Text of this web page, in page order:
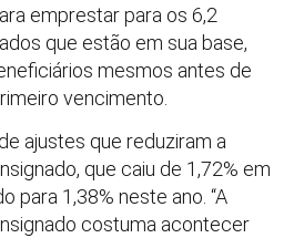
emprestar para os 6,2
que estão em sua base,
mesmos antes de
vencimento.
ajustes que reduziram a
que caiu de 1,72% em
para 1,38% neste ano. “A
costuma acontecer